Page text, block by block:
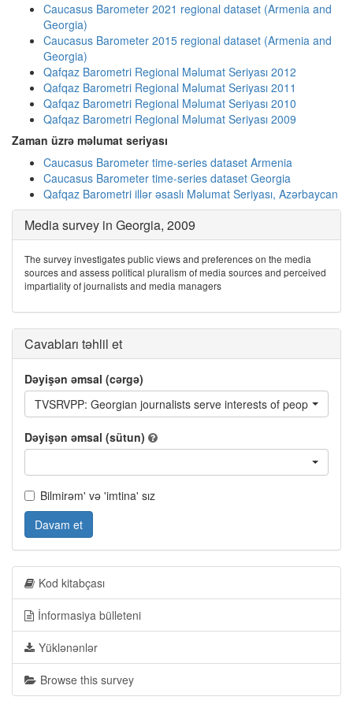
Caucasus Barometer 2021 regional dataset (Armenia and
Georgia)
Caucasus Barometer 2015 regional dataset (Armenia and
Georgia)
Qafqaz Barometri Regional Məlumat Seriyası 2012
Qafqaz Barometri Regional Məlumat Seriyası 2011
Qafqaz Barometri Regional Məlumat Seriyası 2010
Qafqaz Barometri Regional Məlumat Seriyası 2009
Zaman üzrə məlumat seriyası
Caucasus Barometer time-series dataset Armenia
Caucasus Barometer time-series dataset Georgia
Qafqaz Barometri illər əsaslı Məlumat Seriyası, Azərbaycan
Media survey in Georgia, 2009
The survey investigates public views and preferences on the media
sources and assess political pluralism of media sources and perceived
impartiality of journalists and media managers
Cavabları təhlil et
Dəyişən əmsal (cərgə)
TVSRVPP: Georgian journalists serve interests of people like
Dəyişən əmsal (sütun)
Bilmirəm' və 'imtina' sız
Davam et
Kod kitabçası
İnformasiya bülleteni
Yüklənənlər
Browse this survey